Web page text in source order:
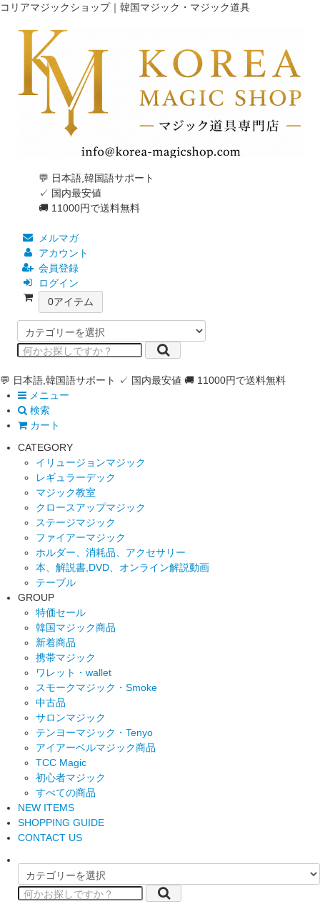
コリアマジックショップ｜韓国マジック・マジック道具
💬 日本語,韓国語サポート
✓ 国内最安値
🚚 11000円で送料無料
メルマガ
アカウント
会員登録
ログイン
0アイテム
💬 日本語,韓国語サポート ✓ 国内最安値 🚚 11000円で送料無料
メニュー
検索
カート
CATEGORY
イリュージョンマジック
レギュラーデック
マジック教室
クロースアップマジック
ステージマジック
ファイアーマジック
ホルダー、消耗品、アクセサリー
本、解説書,DVD、オンライン解説動画
テーブル
GROUP
特価セール
韓国マジック商品
新着商品
携帯マジック
ワレット・wallet
スモークマジック・Smoke
中古品
サロンマジック
テンヨーマジック・Tenyo
アイアーベルマジック商品
TCC Magic
初心者マジック
すべての商品
NEW ITEMS
SHOPPING GUIDE
CONTACT US